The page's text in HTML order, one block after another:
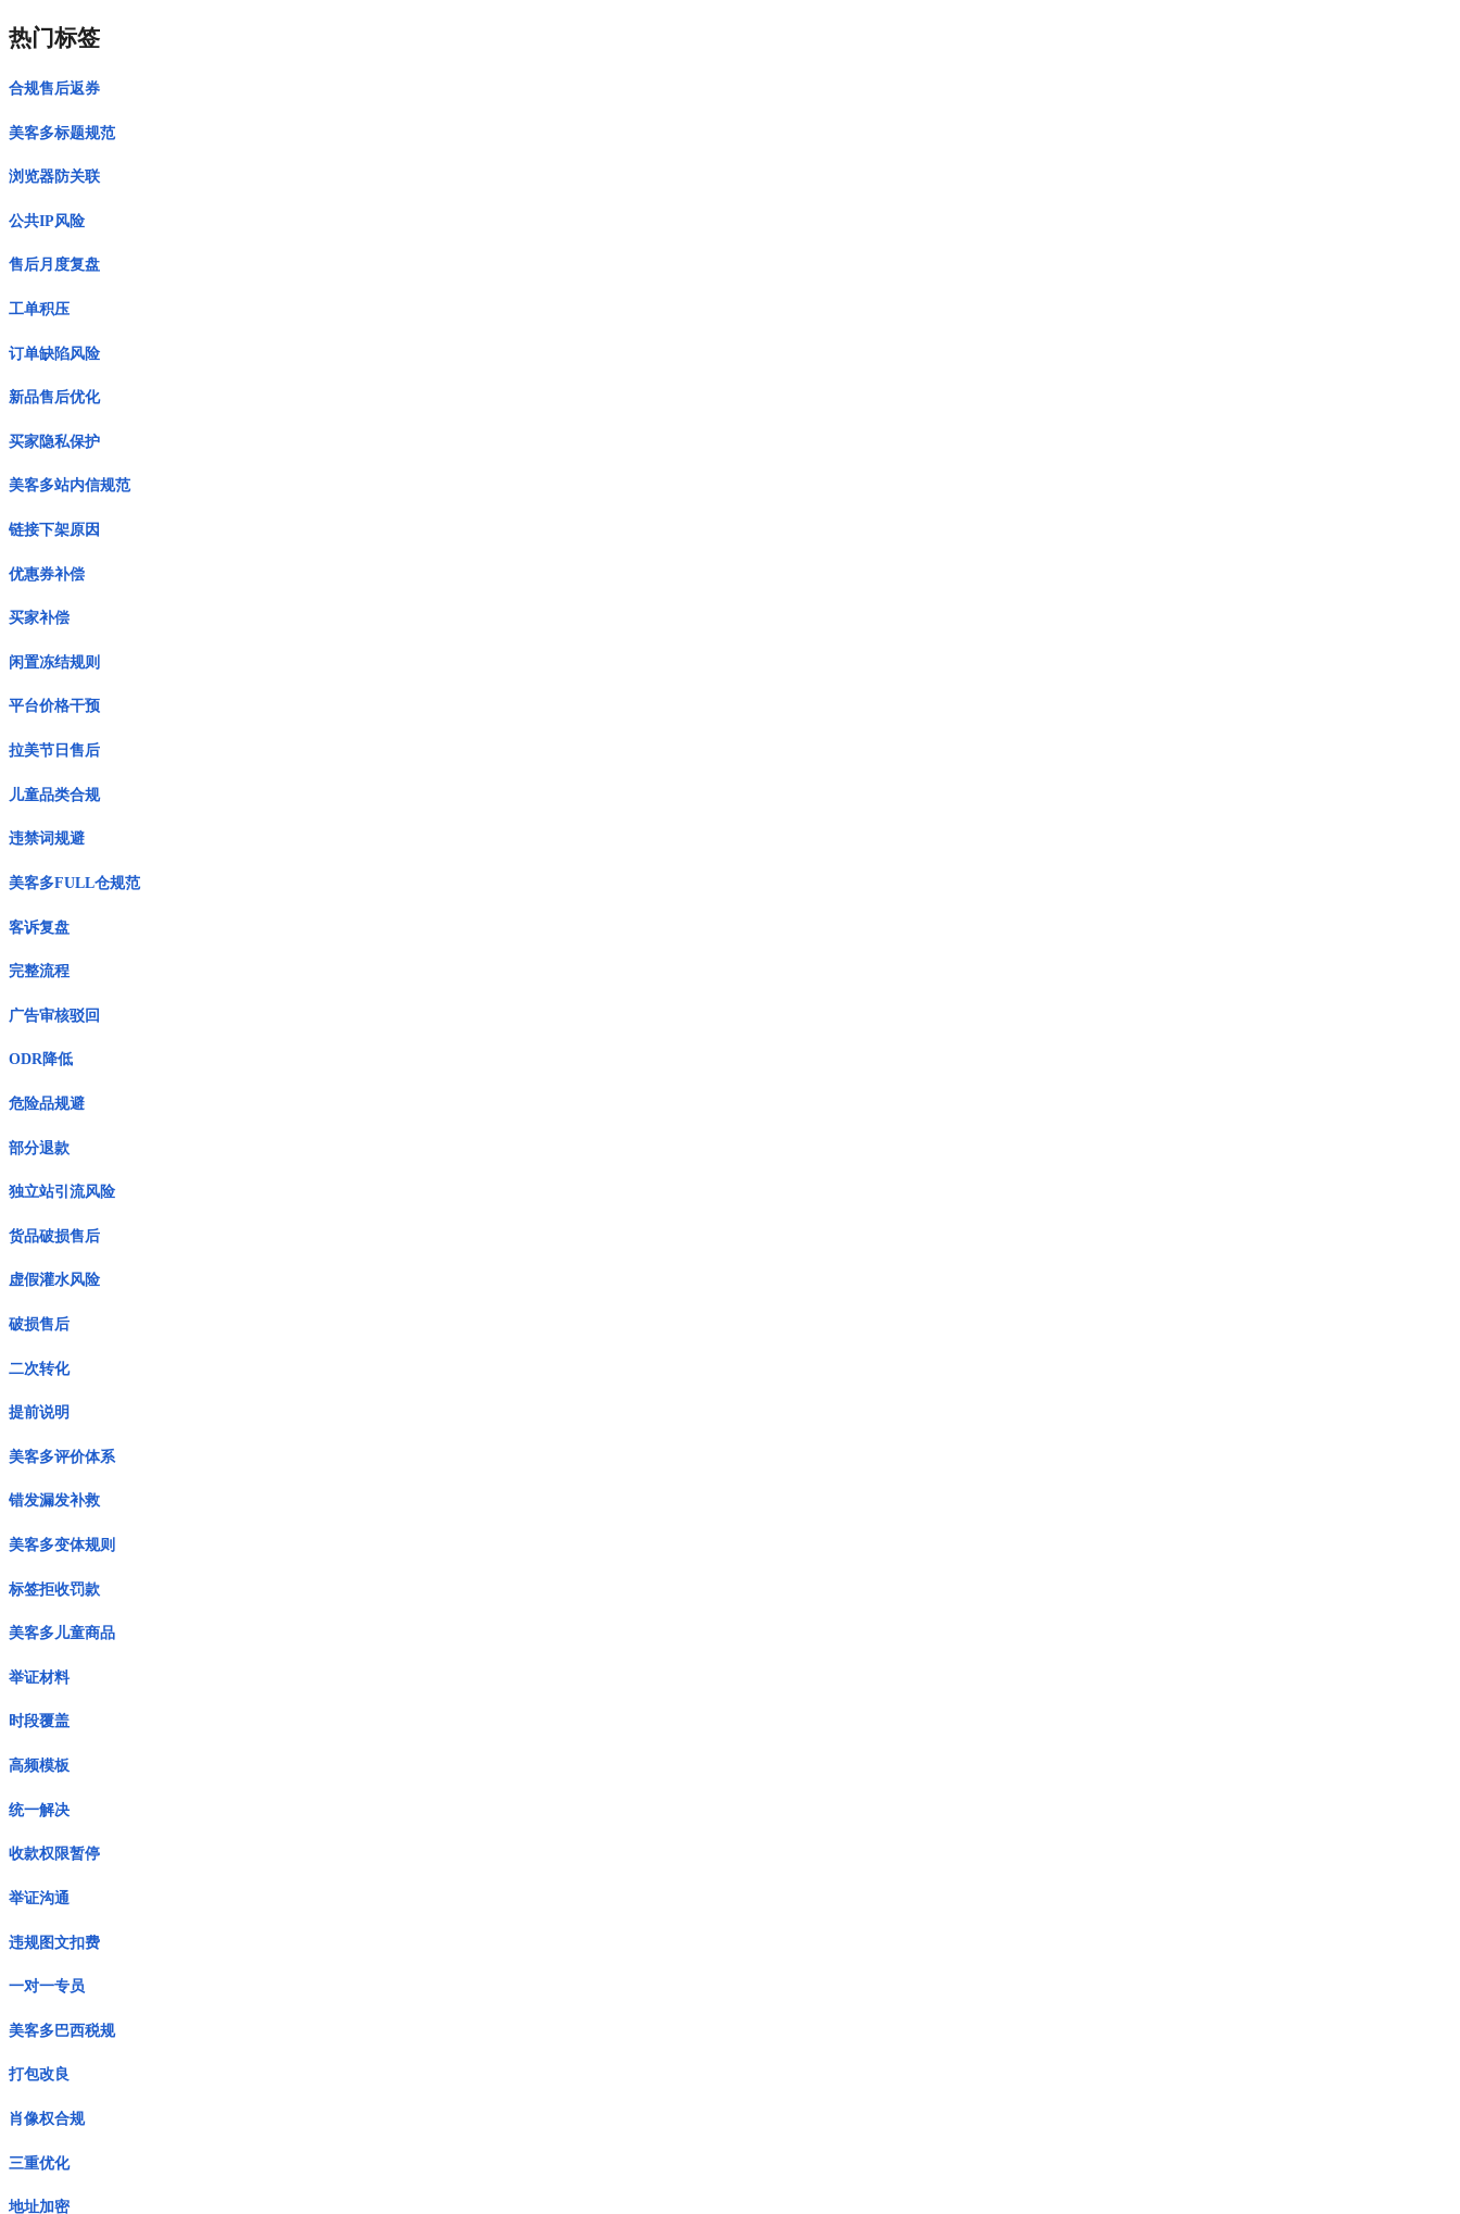
热门标签
合规售后返券
美客多标题规范
浏览器防关联
公共IP风险
售后月度复盘
工单积压
订单缺陷风险
新品售后优化
买家隐私保护
美客多站内信规范
链接下架原因
优惠券补偿
买家补偿
闲置冻结规则
平台价格干预
拉美节日售后
儿童品类合规
违禁词规避
美客多FULL仓规范
客诉复盘
完整流程
广告审核驳回
ODR降低
危险品规避
部分退款
独立站引流风险
货品破损售后
虚假灌水风险
破损售后
二次转化
提前说明
美客多评价体系
错发漏发补救
美客多变体规则
标签拒收罚款
美客多儿童商品
举证材料
时段覆盖
高频模板
统一解决
收款权限暂停
举证沟通
违规图文扣费
一对一专员
美客多巴西税规
打包改良
肖像权合规
三重优化
地址加密